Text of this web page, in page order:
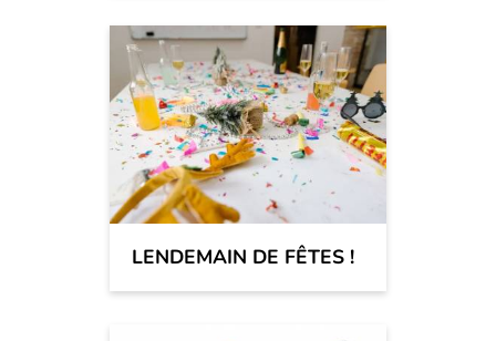
LENDEMAIN DE FÊTES !